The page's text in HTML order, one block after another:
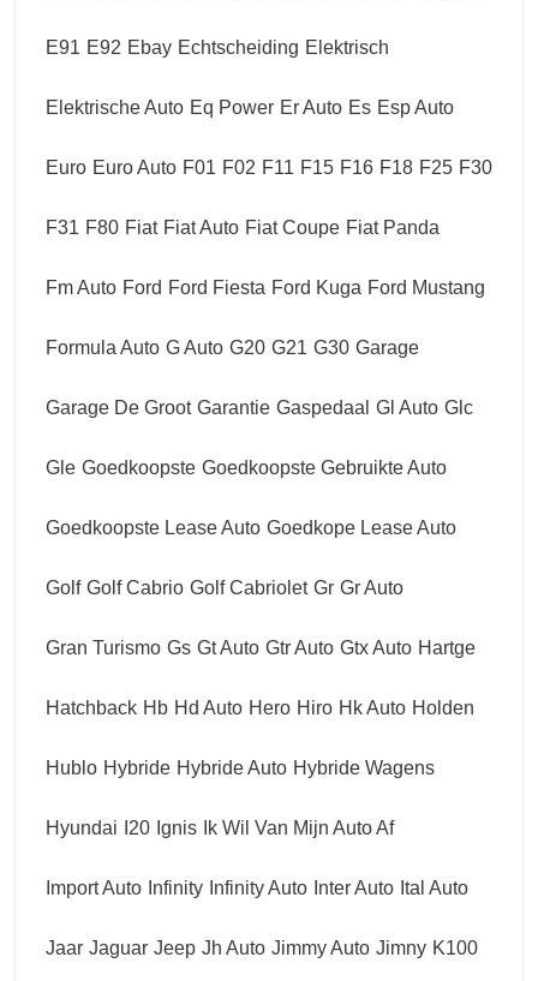
E91 E92 Ebay Echtscheiding Elektrisch
Elektrische Auto Eq Power Er Auto Es Esp Auto
Euro Euro Auto F01 F02 F11 F15 F16 F18 F25 F30
F31 F80 Fiat Fiat Auto Fiat Coupe Fiat Panda
Fm Auto Ford Ford Fiesta Ford Kuga Ford Mustang
Formula Auto G Auto G20 G21 G30 Garage
Garage De Groot Garantie Gaspedaal Gl Auto Glc
Gle Goedkoopste Goedkoopste Gebruikte Auto
Goedkoopste Lease Auto Goedkope Lease Auto
Golf Golf Cabrio Golf Cabriolet Gr Gr Auto
Gran Turismo Gs Gt Auto Gtr Auto Gtx Auto Hartge
Hatchback Hb Hd Auto Hero Hiro Hk Auto Holden
Hublo Hybride Hybride Auto Hybride Wagens
Hyundai I20 Ignis Ik Wil Van Mijn Auto Af
Import Auto Infinity Infinity Auto Inter Auto Ital Auto
Jaar Jaguar Jeep Jh Auto Jimmy Auto Jimny K100